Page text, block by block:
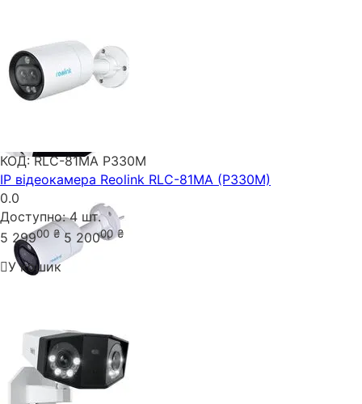
КОД: RLC-81MA P330M
IP відеокамера Reolink RLC-81MA (P330M)
0.0
Доступно: 4 шт.
5 29900 ₴ 5 20000 ₴
У кошик